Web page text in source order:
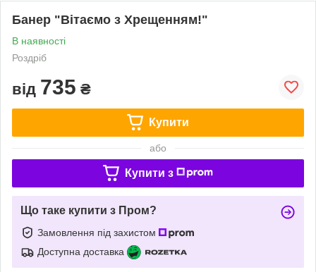
Банер "Вітаємо з Хрещенням!"
В наявності
Роздріб
від 735 ₴
Купити
або
Купити з
Що таке купити з Пром?
Замовлення під захистом
Доступна доставка